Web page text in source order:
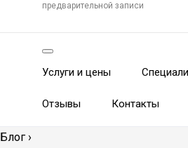
предварительной записи
Услуги и цены
Отзывы Контакты
Блог ›